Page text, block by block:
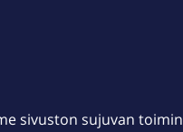
Pilvilinna
sivuston sujuvan